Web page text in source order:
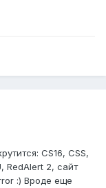
CS16, CSS,
RedAlert 2, сайт
:) Вроде еще